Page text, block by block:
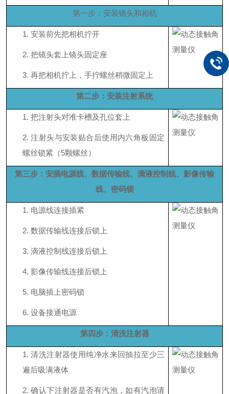
第一步：安装镜头和相机
1. 安装前先把相机拧开
2. 把镜头套上镜头固定座
3. 再把相机拧上，手拧螺丝稍微固定上
第二步：安装注射系统
1. 把注射头对准卡槽及孔位套上
2.注射头与安装贴合后使用内六角板固定
螺丝锁紧（5颗螺丝）
第三步：安插电源线、数据传输线、滴液控制线、影像传输
线、密码锁
1. 电源线连接插紧
2. 数据传输线连接后锁上
3. 滴液控制线连接后锁上
4. 影像传输线连接后锁上
5. 电脑插上密码锁
6. 设备接通电源
第四步：清洗注射器
1.清洗注射器使用纯净水来回抽拉至少三
遍后吸满液体
2.确认下注射器是否有汽泡，如有汽泡请